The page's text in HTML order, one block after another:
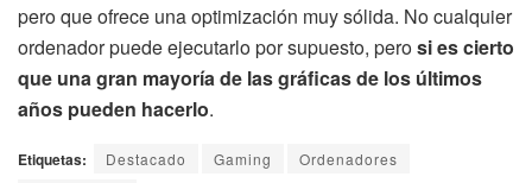
pero que ofrece una optimización muy sólida. No cualquier
ordenador puede ejecutarlo por supuesto, perosi es cierto
que una gran mayoría de las gráficas de los últimos
años pueden hacerlo.
Etiquetas: Destacado Gaming
Ordenadores